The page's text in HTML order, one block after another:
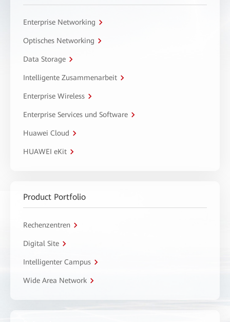
Enterprise Networking
Optisches Networking
Data Storage
Intelligente Zusammenarbeit
Enterprise Wireless
Enterprise Services und Software
Huawei Cloud
HUAWEI eKit
Product Portfolio
Rechenzentren
Digital Site
Intelligenter Campus
Wide Area Network